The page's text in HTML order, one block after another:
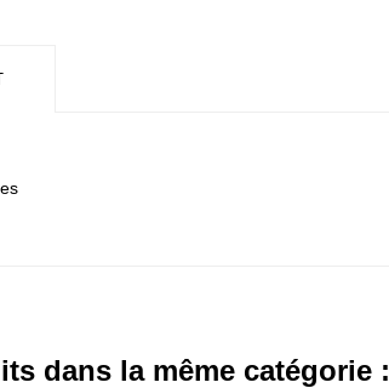
dans la même catégorie :